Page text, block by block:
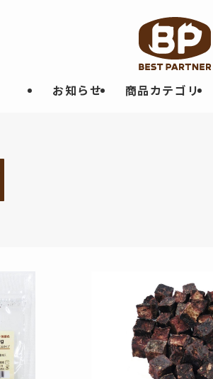
お知らせ 商品カテゴリ